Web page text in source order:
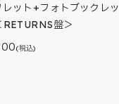
レット+フォトブックレッ
RETURNS盤＞
(税込)